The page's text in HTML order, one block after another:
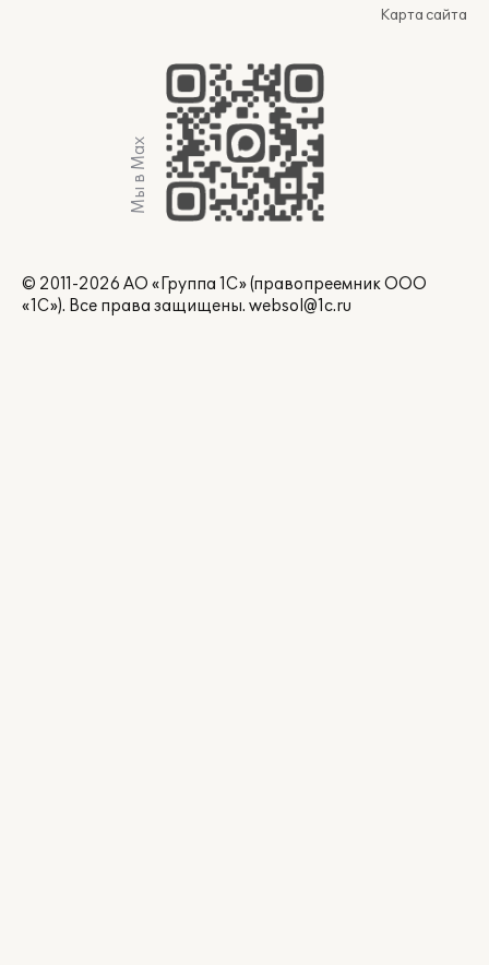
Карта сайта
Мы в Max
© 2011-2026 АО «Группа 1С» (правопреемник ООО
«1С»). Все права защищены. websol@1c.ru